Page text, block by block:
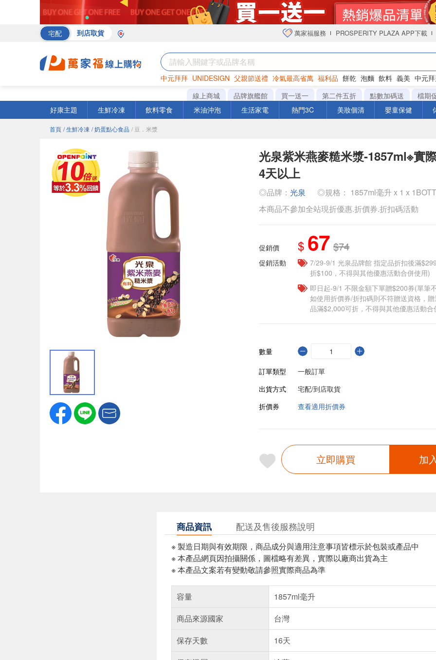
宅配 到店取貨 萬家福服務 PROSPERITY PLAZA APP下載
中元拜拜 UNIDESIGN 父親節送禮 冷氣最高省萬 福利品 餅乾 泡麵 飲料 義美 中元
海苔 巧克力 衛生紙
線上商城 品牌旗艦館 買一送一 第二件五折 點數加碼送
檔期
好康主題
生鮮冷凍 飲料零食 米油沖泡 生活家電 熱門3C 美妝個清 嬰童保健
首頁 / 生鮮冷凍 / 奶蛋點心食品 / 豆．米漿
光泉紫米燕麥糙米漿-1857ml※實
4天以上
◎品牌： 光泉
◎規格： 1857ml毫升 x 1 x
本商品不參加全站現折優惠.折價券.折扣碼活動
促銷價 $ 67 $74
促銷活動
7/29-9/1 光泉品牌館 指定品折扣後滿
折$100，不得與其他優惠活動合併使用)
即日起-9/1 不限金額下單贈$200券(單筆
如使用折價券/折扣碼則不符贈送資格，
品滿$2,000可折，不得與其他優惠活動合
數量
訂單類型
一般訂單
出貨方式
宅配/到店取貨
折價券
查看適用折價券
立即購買 加
商品資訊 配送及售後服務說明
※ 製造日期與有效期限，商品成分與適用注意事項皆標示於包裝或產品中
※ 本產品網頁因拍攝關係，圖檔略有差異，實際以廠商出貨為主
※ 本產品文案若有變動敬請參照實際商品為準
容量
1857ml毫升
商品來源國家
台灣
保存天數
16天